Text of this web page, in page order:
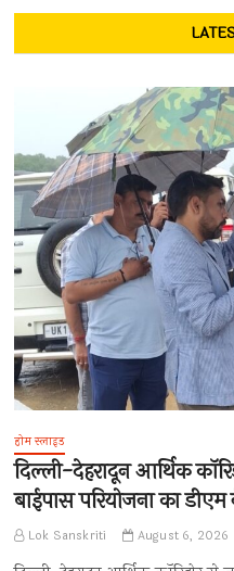
होम स्लाइड
दिल्ली-देहरादून आर्थिक
बाईपास परियोजना का डीएम
Lok Sanskriti August 6, 2026